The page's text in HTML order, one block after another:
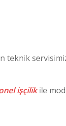
teknik
işçilikile